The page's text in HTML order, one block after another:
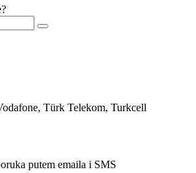
Türk Telekom, Turkcell
putem emaila i SMS